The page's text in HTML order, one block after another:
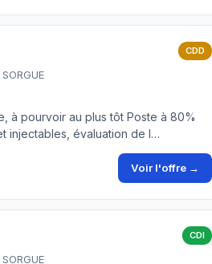
CDD
à pourvoir au plus tôt Poste à 80%
injectables, évaluation de l…
Voir l'offre →
CDI